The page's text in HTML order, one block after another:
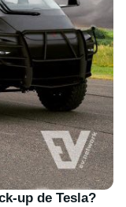
up de Tesla?